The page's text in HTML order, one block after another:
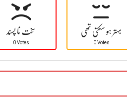
سخت نا پسند
0 Votes
بہتر ہو سکتی تھی
0 Votes